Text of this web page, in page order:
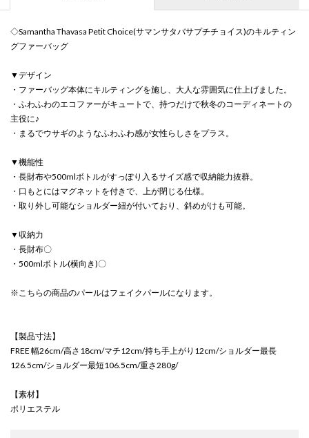
◇Samantha Thavasa Petit Choice(サマンサタバサプチチョイス)のキルティン
グファーバッグ
▼デザイン
・ファーバッグ本体にキルティングを施し、大人な雰囲気に仕上げました。
・ふわふわのエコファーがキュートで、持つだけで秋冬のコーディネートの
主役に♪
・まるでウサギのようなふわふわ感が女性らしさをプラス。
▼機能性
・長財布や500mlボトルがすっぽり入るサイズ感で収納能力抜群。
・口もとにはマグネットを付きで、上が閉じる仕様。
・取り外し可能なショルダー紐が付いており、斜めがけも可能。
▼収納力
・長財布〇
・500mlボトル(横向き)〇
※こちらの商品のパールはフェイクパールになります。
【製品寸法】
FREE 幅26cm/高さ18cm/マチ12cm/持ち手上がり12cm/ショルダー最長
126.5cm/ショルダー最短106.5cm/重さ280g/
【素材】
ポリエステル